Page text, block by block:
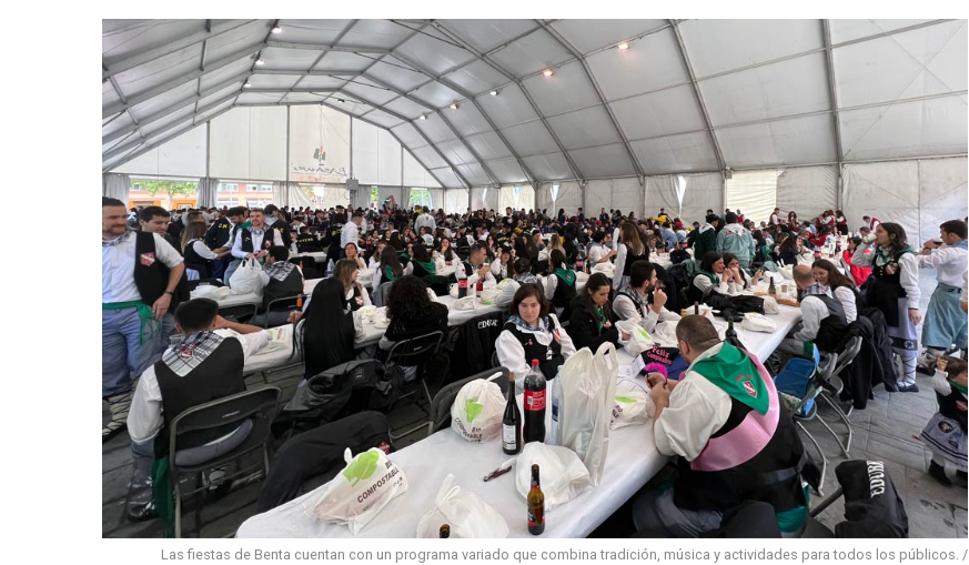
Las fiestas de Benta cuentan con un programa variado que combina tradición, música y actividades para todos los públicos. /